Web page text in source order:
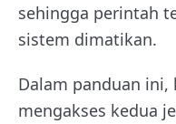
sehingga perintah
sistem dimatikan.
Dalam panduan ini,
mengakses kedua